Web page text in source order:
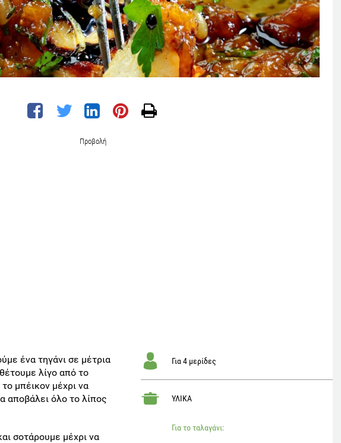
Προβολή
ένα τηγάνι σε μέτρια
λίγο από το
μπέικον μέχρι να
αποβάλει όλο το λίπος
σοτάρουμε μέχρι να
Για 4 μερίδες
ΥΛΙΚΑ
Για το ταλαγάνι: